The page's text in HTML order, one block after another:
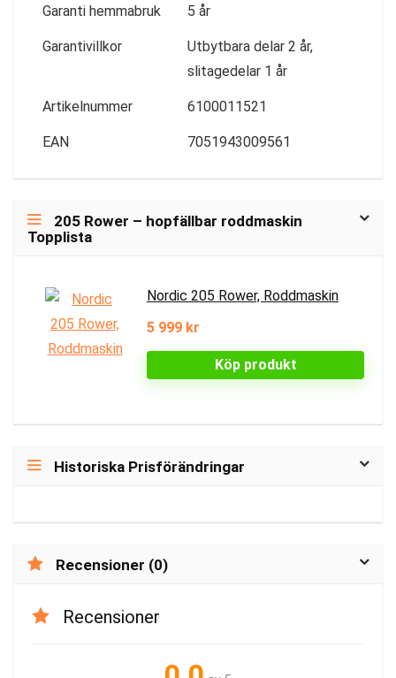
Garanti hemmabruk 5 år
Garantivillkor
Utbytbara delar 2 år,
slitagedelar 1 år
Artikelnummer 6100011521
EAN 7051943009561
205 Rower – hopfällbar roddmaskin
Topplista
Nordic 205 Rower, Roddmaskin
5 999 kr
Köp produkt
Historiska Prisförändringar
Recensioner (0)
Recensioner